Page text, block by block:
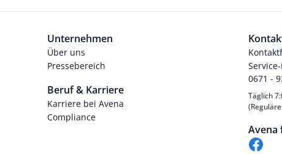
Unternehmen
Über uns
Pressebereich
Beruf & Karriere
Karriere bei Avena
Compliance
0671 -
Täglich
Avena